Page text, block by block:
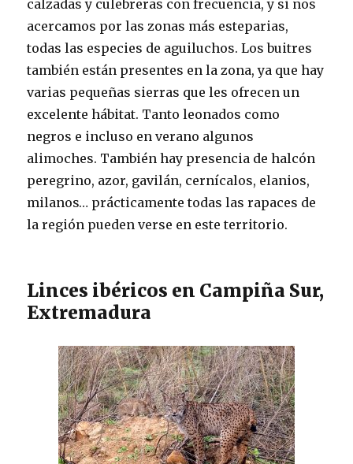
calzadas y culebreras con frecuencia, y si nos
acercamos por las zonas más esteparias,
todas las especies de aguiluchos. Los buitres
también están presentes en la zona, ya que hay
varias pequeñas sierras que les ofrecen un
excelente hábitat. Tanto leonados como
negros e incluso en verano algunos
alimoches. También hay presencia de halcón
peregrino, azor, gavilán, cernícalos, elanios,
milanos… prácticamente todas las rapaces de
la región pueden verse en este territorio.
Linces ibéricos en Campiña Sur,
Extremadura